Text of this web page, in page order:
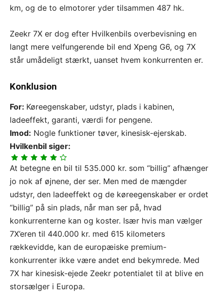
km, og de to elmotorer yder tilsammen 487 hk.
Zeekr 7X er dog efter Hvilkenbils overbevisning en
langt mere velfungerende bil end Xpeng G6, og 7X
står umådeligt stærkt, uanset hvem konkurrenten er.
Konklusion
For: Køreegenskaber, udstyr, plads i kabinen,
ladeeffekt, garanti, værdi for pengene.
Imod: Nogle funktioner tøver, kinesisk-ejerskab.
Hvilkenbil siger:
At betegne en bil til 535.000 kr. som “billig” afhænger
jo nok af øjnene, der ser. Men med de mængder
udstyr, den ladeeffekt og de køreegenskaber er ordet
“billig” på sin plads, når man ser på, hvad
konkurrenterne kan og koster. Især hvis man vælger
7X’eren til 440.000 kr. med 615 kilometers
rækkevidde, kan de europæiske premium-
konkurrenter ikke være andet end bekymrede. Med
7X har kinesisk-ejede Zeekr potentialet til at blive en
storsælger i Europa.